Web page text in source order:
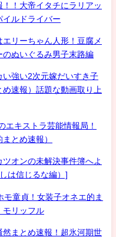
！大帝イタチにラリアッ
イルドライバー
リーちゃん人形！豆腐メ
のぬいぐるみ男子末路編
い強い2次元嫁だいすき子
速報）話題な動画取り上
エキストラ芸能情報局！
とめ速報）
オンの未解決事件簿へよ
は信じるな編）]
童貞！女装子オネエ的ま
リッフル
まとめ速報！超氷河期世